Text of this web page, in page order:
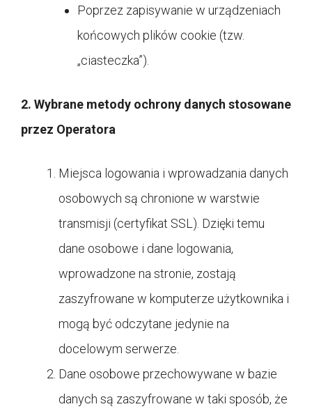
Poprzez zapisywanie w urządzeniach
końcowych plików cookie (tzw.
„ciasteczka”).
2. Wybrane metody ochrony danych stosowane
przez Operatora
Miejsca logowania i wprowadzania danych
osobowych są chronione w warstwie
transmisji (certyfikat SSL). Dzięki temu
dane osobowe i dane logowania,
wprowadzone na stronie, zostają
zaszyfrowane w komputerze użytkownika i
mogą być odczytane jedynie na
docelowym serwerze.
Dane osobowe przechowywane w bazie
danych są zaszyfrowane w taki sposób, że